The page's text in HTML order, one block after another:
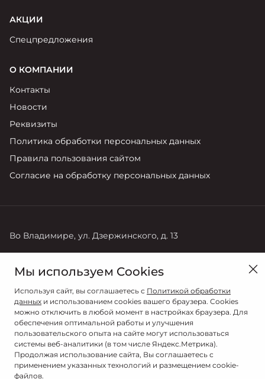
АКЦИИ
Спецпредложения
О КОМПАНИИ
Контакты
Новости
Реквизиты
Политика обработки персональных данных
Правила пользования сайтом
Согласие на обработку персональных данных
Во Владимире, ул. Дзержинского, д. 13
+7 (4922) 22-10-68
Мы используем Cookies
Используя сайт, вы соглашаетесь с Политикой обработки
данных и использованием cookies вашего браузера. Cookies
можно отключить в любой момент в настройках браузера. Для
обеспечения оптимальной работы и улучшения
пользовательского опыта на сайте могут использоваться
системы веб-аналитики (в том числе Яндекс.Метрика).
Продолжая использование сайта, Вы соглашаетесь с
применением указанных технологий и размещением cookie-
файлов.